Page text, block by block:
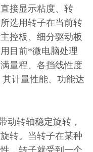
接显示粘度、转
选用转子在当前转
控板、细分驱动板
目前*微电脑处理
量程、各挡线性度
计量性能、功能达
动转轴稳定旋转，
转。当转子在某种
，转子就受到一个